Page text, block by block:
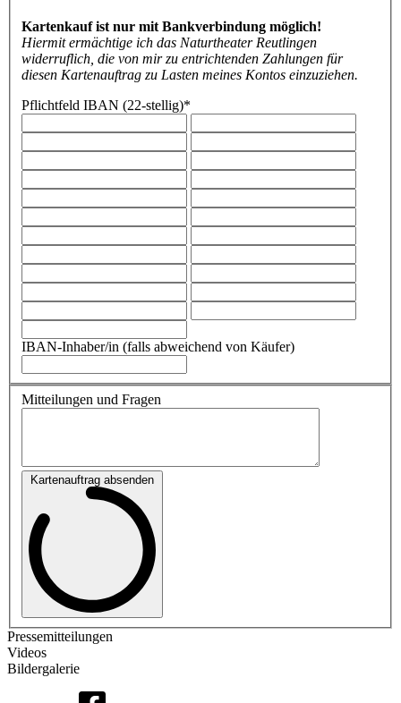
Kartenkauf ist nur mit Bankverbindung möglich!
Hiermit ermächtige ich das Naturtheater Reutlingen
widerruflich, die von mir zu entrichtenden Zahlungen für
diesen Kartenauftrag zu Lasten meines Kontos einzuziehen.
Pflichtfeld IBAN (22-stellig)*
IBAN-Inhaber/in (falls abweichend von Käufer)
Mitteilungen und Fragen
Kartenauftrag absenden
Pressemitteilungen
Videos
Bildergalerie